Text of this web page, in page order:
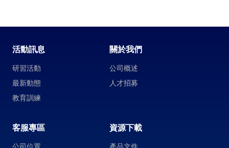
活動訊息
研習活動
最新動態
教育訓練
關於我們
公司概述
人才招募
客服專區
公司位置
資源下載
產品文件